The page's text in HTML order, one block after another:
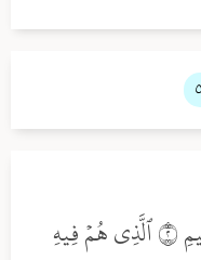
عَمَّ يَتَسَآءَلُونَ ١ عَنِ ٱلنَّبَإِ ٱلۡعَظِيمِ ٢ ٱلَّذِي هُمۡ فِيهِ